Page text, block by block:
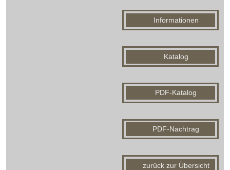
Informationen
Katalog
PDF-Katalog
PDF-Nachtrag
zurück zur Übersicht